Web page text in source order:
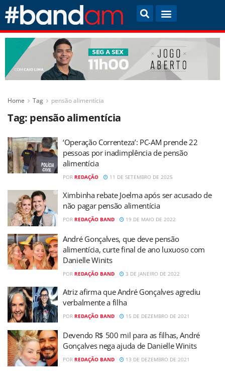
Home Tag pensão alimentícia
Tag: pensão alimentícia
‘Operação Correnteza’: PC-AM prende 22
pessoas por inadimplência de pensão
alimentícia
POR REDAÇÃO 11 DE SETEMBRO DE 2025
Ximbinha rebate Joelma após ser acusado de
não pagar pensão alimentícia
POR REDAÇÃO BAND 19 DE MAIO DE 2022
André Gonçalves, que deve pensão
alimentícia, curte final de ano luxuoso com
Danielle Winits
POR REDAÇÃO BAND 3 DE JANEIRO DE 2022
Atriz afirma que André Gonçalves agrediu
verbalmente a filha
POR REDAÇÃO BAND 15 DE DEZEMBRO DE 2021
Devendo R$ 500 mil para as filhas, André
Gonçalves nega ajuda de Danielle Winits
POR REDAÇÃO BAND 13 DE DEZEMBRO DE 2021